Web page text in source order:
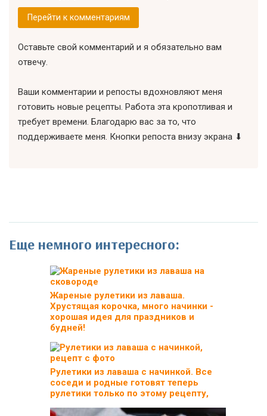
Перейти к комментариям
Оставьте свой комментарий и я обязательно вам
отвечу.
Ваши комментарии и репосты вдохновляют меня
готовить новые рецепты. Работа эта кропотливая и
требует времени. Благодарю вас за то, что
поддерживаете меня. Кнопки репоста внизу экрана ⬇
Еще немного интересного:
Жареные рулетики из лаваша.
Хрустящая корочка, много начинки -
хорошая идея для праздников и
будней!
Рулетики из лаваша с начинкой. Все
соседи и родные готовят теперь
рулетики только по этому рецепту,